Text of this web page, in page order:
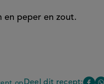
en peper en zout.